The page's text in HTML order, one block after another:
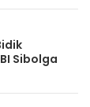
Sibolga